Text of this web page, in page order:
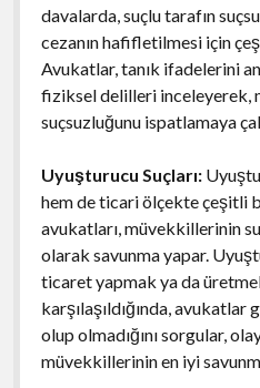
davalarda, suçlu tarafın
cezanın hafifletilmesi için
Avukatlar, tanık ifadelerini
fiziksel delilleri inceleyerek,
suçsuzluğunu ispatlamaya
Uyuşturucu Suçları:
hem de ticari ölçekte çeşitli
avukatları, müvekkillerinin
olarak savunma yapar.
ticaret yapmak ya da
karşılaşıldığında,
olup olmadığını sorgular,
müvekkillerinin en iyi